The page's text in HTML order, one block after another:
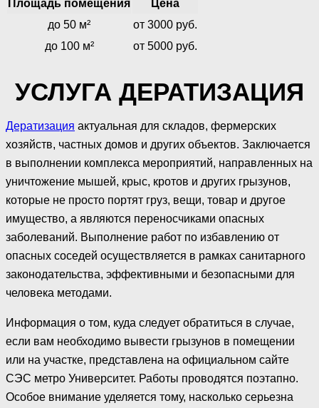
Площадь помещения
Цена
до 50 м²
от 3000 руб.
до 100 м²
от 5000 руб.
УСЛУГА ДЕРАТИЗАЦИЯ
Дератизация актуальная для складов, фермерских
хозяйств, частных домов и других объектов. Заключается
в выполнении комплекса мероприятий, направленных на
уничтожение мышей, крыс, кротов и других грызунов,
которые не просто портят груз, вещи, товар и другое
имущество, а являются переносчиками опасных
заболеваний. Выполнение работ по избавлению от
опасных соседей осуществляется в рамках санитарного
законодательства, эффективными и безопасными для
человека методами.
Информация о том, куда следует обратиться в случае,
если вам необходимо вывести грызунов в помещении
или на участке, представлена на официальном сайте
СЭС метро Университет. Работы проводятся поэтапно.
Особое внимание уделяется тому, насколько серьезна